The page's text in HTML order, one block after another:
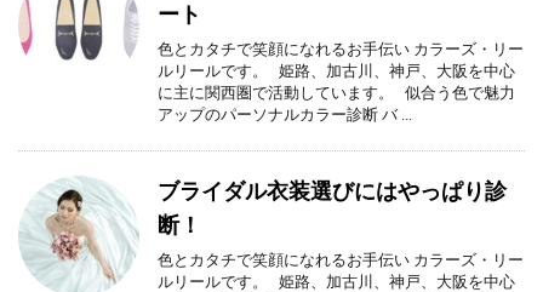
ート
色とカタチで笑顔になれるお手伝い カラーズ・リー
ルリールです。 姫路、加古川、神戸、大阪を中心
に主に関西圏で活動しています。 似合う色で魅力
アップのパーソナルカラー診断 バ ...
ブライダル衣装選びにはやっぱり診
断！
色とカタチで笑顔になれるお手伝い カラーズ・リー
ルリールです。 姫路、加古川、神戸、大阪を中心